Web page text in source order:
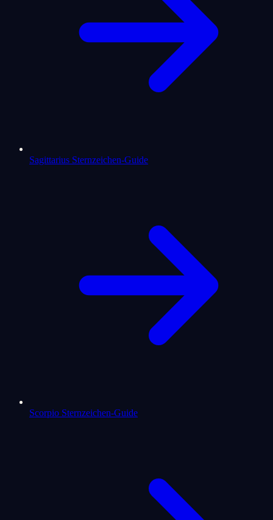
Sagittarius Sternzeichen-Guide
Scorpio Sternzeichen-Guide